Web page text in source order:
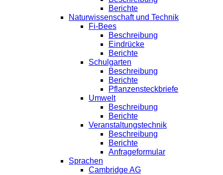
Berichte
Naturwissenschaft und Technik
Fi-Bees
Beschreibung
Eindrücke
Berichte
Schulgarten
Beschreibung
Berichte
Pflanzensteckbriefe
Umwelt
Beschreibung
Berichte
Veranstaltungstechnik
Beschreibung
Berichte
Anfrageformular
Sprachen
Cambridge AG